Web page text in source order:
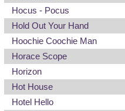
Hocus - Pocus
Hold Out Your Hand
Hoochie Coochie Man
Horace Scope
Horizon
Hot House
Hotel Hello